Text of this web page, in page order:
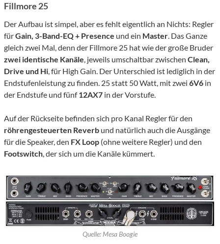
Fillmore 25
Der Aufbau ist simpel, aber es fehlt eigentlich an Nichts: Regler
fürGain, 3-Band-EQ + Presence und ein Master. Das Ganze
gleich zwei Mal, denn der Fillmore 25 hat wie der große Bruder
zwei identische Kanäle, jeweils umschaltbar zwischen Clean,
Drive und Hi, für High Gain. Der Unterschied ist lediglich in der
Endstufenleistung zu finden. 25 statt 50 Watt, mit zwei 6V6 in
der Endstufe und fünf12AX7 in der Vorstufe.
Auf der Rückseite befinden sich pro Kanal Regler für den
röhrengesteuerten Reverb und natürlich auch die Ausgänge
für die Speaker, den FX Loop (ohne weitere Regler) und den
Footswitch, der sich um die Kanäle kümmert.
Quelle: Mesa Boogie